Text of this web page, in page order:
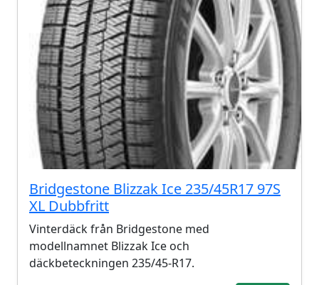
Bridgestone Blizzak Ice 235/45R17 97S
XL Dubbfritt
Vinterdäck från Bridgestone med
modellnamnet Blizzak Ice och
däckbeteckningen 235/45-R17.